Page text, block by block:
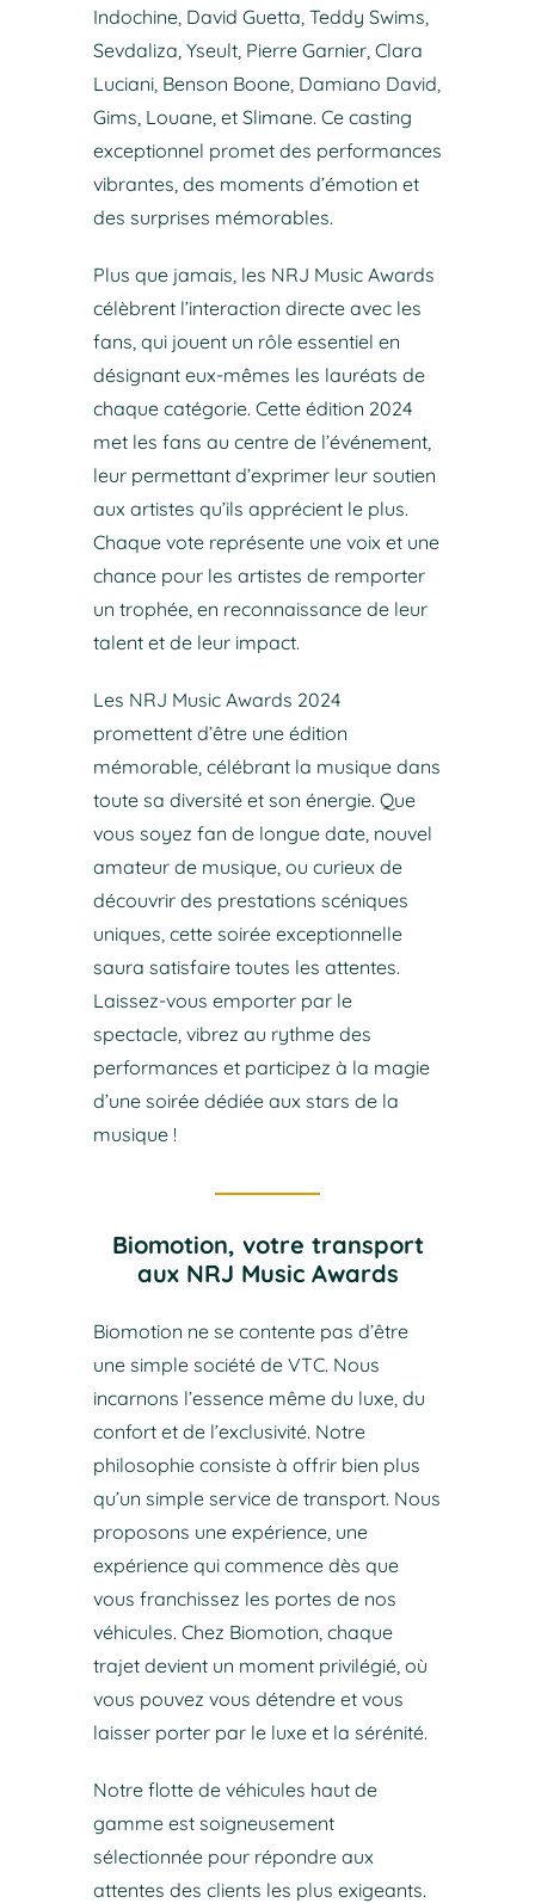
Indochine, David Guetta, Teddy Swims,
Sevdaliza, Yseult, Pierre Garnier, Clara
Luciani, Benson Boone, Damiano David,
Gims, Louane, et Slimane. Ce casting
exceptionnel promet des performances
vibrantes, des moments d’émotion et
des surprises mémorables.
Plus que jamais, les NRJ Music Awards
célèbrent l’interaction directe avec les
fans, qui jouent un rôle essentiel en
désignant eux-mêmes les lauréats de
chaque catégorie. Cette édition 2024
met les fans au centre de l’événement,
leur permettant d’exprimer leur soutien
aux artistes qu’ils apprécient le plus.
Chaque vote représente une voix et une
chance pour les artistes de remporter
un trophée, en reconnaissance de leur
talent et de leur impact.
Les NRJ Music Awards 2024
promettent d’être une édition
mémorable, célébrant la musique dans
toute sa diversité et son énergie. Que
vous soyez fan de longue date, nouvel
amateur de musique, ou curieux de
découvrir des prestations scéniques
uniques, cette soirée exceptionnelle
saura satisfaire toutes les attentes.
Laissez-vous emporter par le
spectacle, vibrez au rythme des
performances et participez à la magie
d’une soirée dédiée aux stars de la
musique !
Biomotion, votre transport
aux NRJ Music Awards
Biomotion ne se contente pas d’être
une simple société de VTC. Nous
incarnons l’essence même du luxe, du
confort et de l’exclusivité. Notre
philosophie consiste à offrir bien plus
qu’un simple service de transport. Nous
proposons une expérience, une
expérience qui commence dès que
vous franchissez les portes de nos
véhicules. Chez Biomotion, chaque
trajet devient un moment privilégié, où
vous pouvez vous détendre et vous
laisser porter par le luxe et la sérénité.
Notre flotte de véhicules haut de
gamme est soigneusement
sélectionnée pour répondre aux
attentes des clients les plus exigeants.